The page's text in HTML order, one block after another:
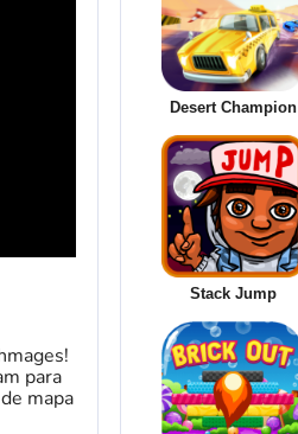
para
mapa
Desert Champion
Stack Jump